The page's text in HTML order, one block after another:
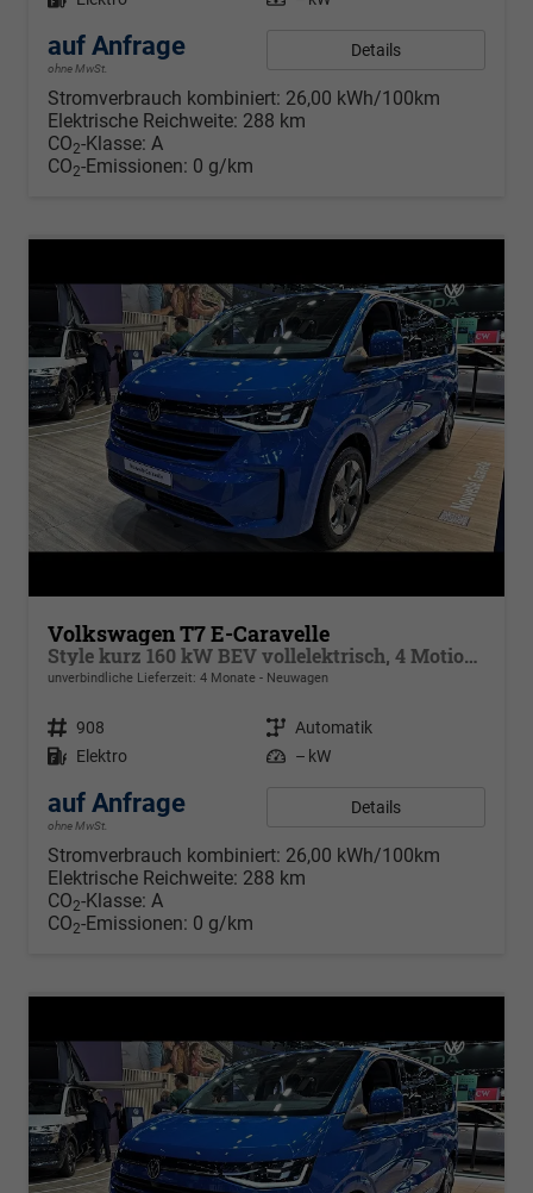
auf Anfrage
ohne MwSt.
Details
Stromverbrauch kombiniert: 26,00 kWh/100km
Elektrische Reichweite: 288 km
CO2-Klasse: A
CO2-Emissionen: 0 g/km
Volkswagen T7 E-Caravelle
Style kurz 160 kW BEV vollelektrisch, 4 Motion, 8 Sitze, Navigationssystem Discover Media, Klimaautomatik 3 Zonen, dunkel eingefärbte Scheiben, Fahrerassistenzpaket Plus,
unverbindliche Lieferzeit: 4 Monate Neuwagen
Fahrzeugnr. 908 Getriebe Automatik
Kraftstoff Elektro Leistung – kW
auf Anfrage
ohne MwSt.
Details
Stromverbrauch kombiniert: 26,00 kWh/100km
Elektrische Reichweite: 288 km
CO2-Klasse: A
CO2-Emissionen: 0 g/km